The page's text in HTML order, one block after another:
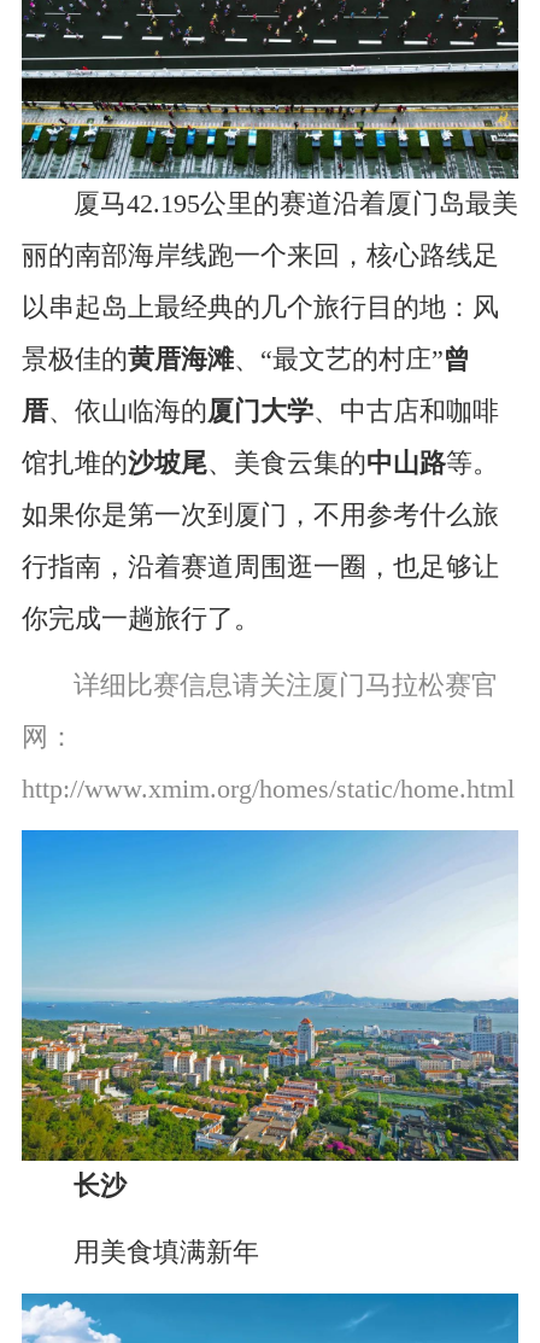
厦马42.195公里的赛道沿着厦门岛最美
丽的南部海岸线跑一个来回，核心路线足
以串起岛上最经典的几个旅行目的地：风
景极佳的黄厝海滩、“最文艺的村庄”曾
厝、依山临海的厦门大学、中古店和咖啡
馆扎堆的沙坡尾、美食云集的中山路等。
如果你是第一次到厦门，不用参考什么旅
行指南，沿着赛道周围逛一圈，也足够让
你完成一趟旅行了。
详细比赛信息请关注厦门马拉松赛官
网：
http://www.xmim.org/homes/static/home.html
长沙
用美食填满新年